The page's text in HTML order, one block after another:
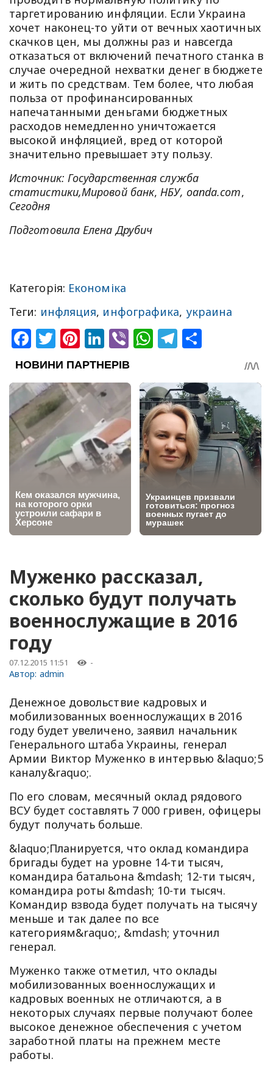
таргетированию инфляции. Если Украина
хочет наконец-то уйти от вечных хаотичных
скачков цен, мы должны раз и навсегда
отказаться от включений печатного станка в
случае очередной нехватки денег в бюджете
и жить по средствам. Тем более, что любая
польза от профинансированных
напечатанными деньгами бюджетных
расходов немедленно уничтожается
высокой инфляцией, вред от которой
значительно превышает эту пользу.
Источник: Государственная служба
статистики,Мировой банк, НБУ, oanda.com,
Сегодня
Подготовила Елена Друбич
Категорія: Економіка
Теги: инфляция, инфографика, украина
Facebook
Twitter
Pinterest
LinkedIn
ViberWhatsApp
Telegram
Муженко рассказал,
сколько будут получать
военнослужащие в 2016
году
07.12.2015 11:51 -
Автор: admin
Денежное довольствие кадровых и
мобилизованных военнослужащих в 2016
году будет увеличено, заявил начальник
Генерального штаба Украины, генерал
Армии Виктор Муженко в интервью &laquo;5
каналу&raquo;.
По его словам, месячный оклад рядового
ВСУ будет составлять 7 000 гривен, офицеры
будут получать больше.
&laquo;Планируется, что оклад командира
бригады будет на уровне 14-ти тысяч,
командира батальона &mdash; 12-ти тысяч,
командира роты &mdash; 10-ти тысяч.
Командир взвода будет получать на тысячу
меньше и так далее по все
категориям&raquo;, &mdash; уточнил
генерал.
Муженко также отметил, что оклады
мобилизованных военнослужащих и
кадровых военных не отличаются, а в
некоторых случаях первые получают более
высокое денежное обеспечения с учетом
заработной платы на прежнем месте
работы.